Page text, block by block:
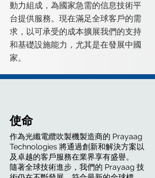
動力組成，為國家急需的信息技術平
台提供服務。現在滿足全球客戶的需
求，以可承受的成本擴展我們的支持
和基礎設施能力，尤其是在發展中國
家。
使命
作為光纖電纜吹製機製造商的 Prayaag
Technologies 將通過創新和解決方案以
及卓越的客戶服務在業界享有盛譽。
隨著全球技術進步，我們的 Prayaag 技